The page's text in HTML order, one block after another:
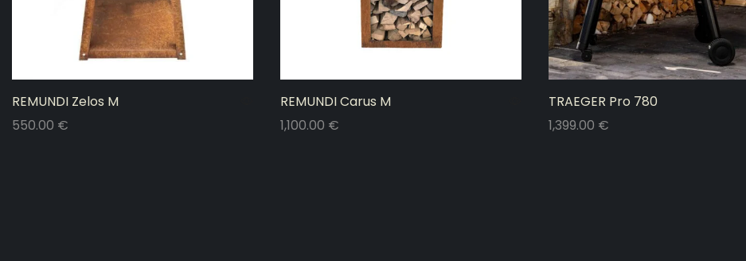
REMUNDI Zelos M
550.00 €
REMUNDI Carus M
1,100.00 €
TRAEGER Pro 780
1,399.00 €